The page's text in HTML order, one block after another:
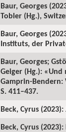
Baur, Georges
Tobler (Hg.),
Baur, Georges
Instituts, der
Baur, Georges;
Geiger (Hg.):
Gamprin-Bendern:
S. 411–437.
Beck, Cyrus
Beck, Cyrus